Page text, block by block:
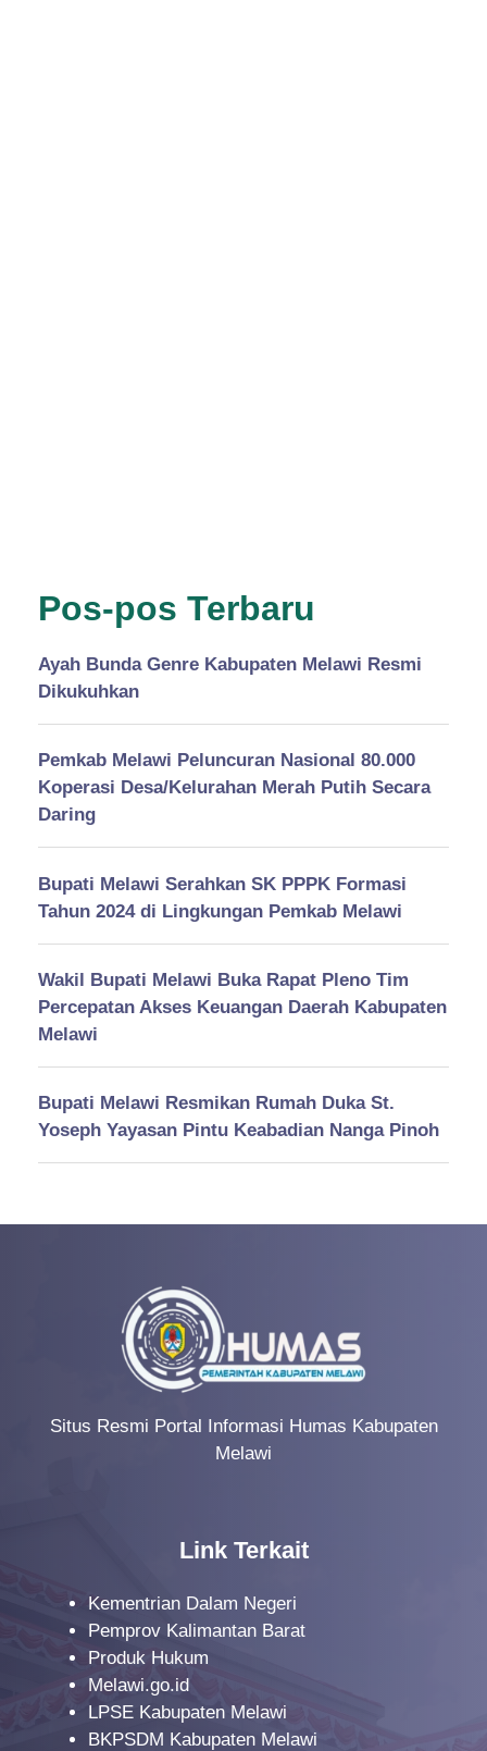
Pos-pos Terbaru
Ayah Bunda Genre Kabupaten Melawi Resmi
Dikukuhkan
Pemkab Melawi Peluncuran Nasional 80.000
Koperasi Desa/Kelurahan Merah Putih Secara
Daring
Bupati Melawi Serahkan SK PPPK Formasi
Tahun 2024 di Lingkungan Pemkab Melawi
Wakil Bupati Melawi Buka Rapat Pleno Tim
Percepatan Akses Keuangan Daerah Kabupaten
Melawi
Bupati Melawi Resmikan Rumah Duka St.
Yoseph Yayasan Pintu Keabadian Nanga Pinoh
Situs Resmi Portal Informasi Humas Kabupaten
Melawi
Link Terkait
Kementrian Dalam Negeri
Pemprov Kalimantan Barat
Produk Hukum
Melawi.go.id
LPSE Kabupaten Melawi
BKPSDM Kabupaten Melawi